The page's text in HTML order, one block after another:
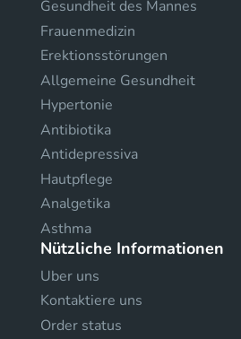
Gesundheit des Mannes
Frauenmedizin
Erektionsstörungen
Allgemeine Gesundheit
Hypertonie
Antibiotika
Antidepressiva
Hautpflege
Analgetika
Asthma
Nützliche Informationen
Uber uns
Kontaktiere uns
Order status